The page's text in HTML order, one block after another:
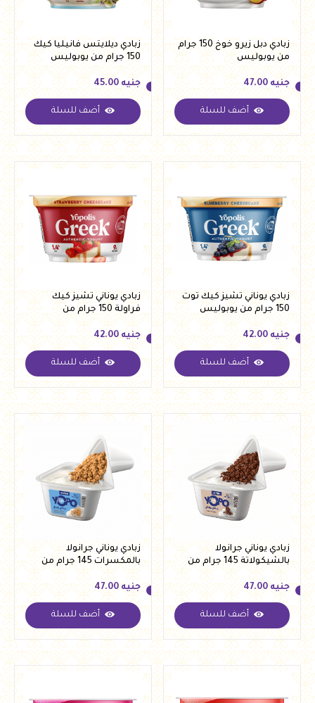
زبادي دبل زيرو خوخ 150 جرام
من يوبوليس
جنيه
جنيه 47.00
أضف للسلة
زبادي ديلايتس فانيليا كيك
150 جرام من يوبوليس
جنيه
جنيه 45.00
أضف للسلة
زبادي يوناني تشيز كيك توت
150 جرام من يوبوليس
جنيه
جنيه 42.00
أضف للسلة
زبادي يوناني تشيز كيك
فراولة 150 جرام من
يوبوليس
جنيه
جنيه 42.00
أضف للسلة
زبادي يوناني جرانولا
بالشيكولاتة 145 جرام من
يوبو
جنيه
جنيه 47.00
أضف للسلة
زبادي يوناني جرانولا
بالمكسرات 145 جرام من
يوبو
جنيه
جنيه 47.00
أضف للسلة